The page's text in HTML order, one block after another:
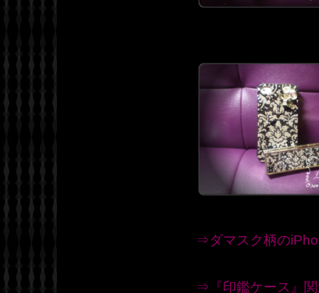
⇒ダマスク柄の
⇒『印鑑ケース』